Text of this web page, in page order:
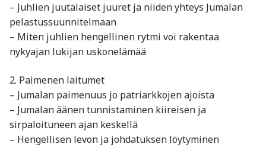
– Juhlien juutalaiset juuret ja niiden yhteys Jumalan
pelastussuunnitelmaan
– Miten juhlien hengellinen rytmi voi rakentaa
nykyajan lukijan uskonelämää
2. Paimenen laitumet
– Jumalan paimenuus jo patriarkkojen ajoista
– Jumalan äänen tunnistaminen kiireisen ja
sirpaloituneen ajan keskellä
– Hengellisen levon ja johdatuksen löytyminen